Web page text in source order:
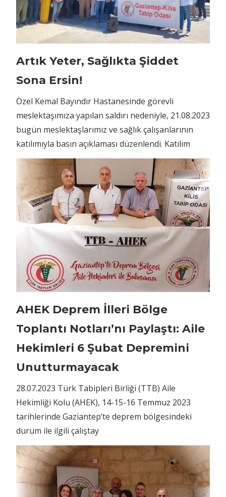
Artık Yeter, Sağlıkta Şiddet
Sona Ersin!
Özel Kemal Bayındır Hastanesinde görevli
meslektaşımıza yapılan saldırı nedeniyle, 21.08.2023
bugün meslektaşlarımız ve sağlık çalışanlarının
katılımıyla basın açıklaması düzenlendi. Katılım
AHEK Deprem İlleri Bölge
Toplantı Notları’nı Paylaştı: Aile
Hekimleri 6 Şubat Depremini
Unutturmayacak
28.07.2023 Türk Tabipleri Birliği (TTB) Aile
Hekimliği Kolu (AHEK), 14-15-16 Temmuz 2023
tarihlerinde Gaziantep’te deprem bölgesindeki
durum ile ilgili çalıştay